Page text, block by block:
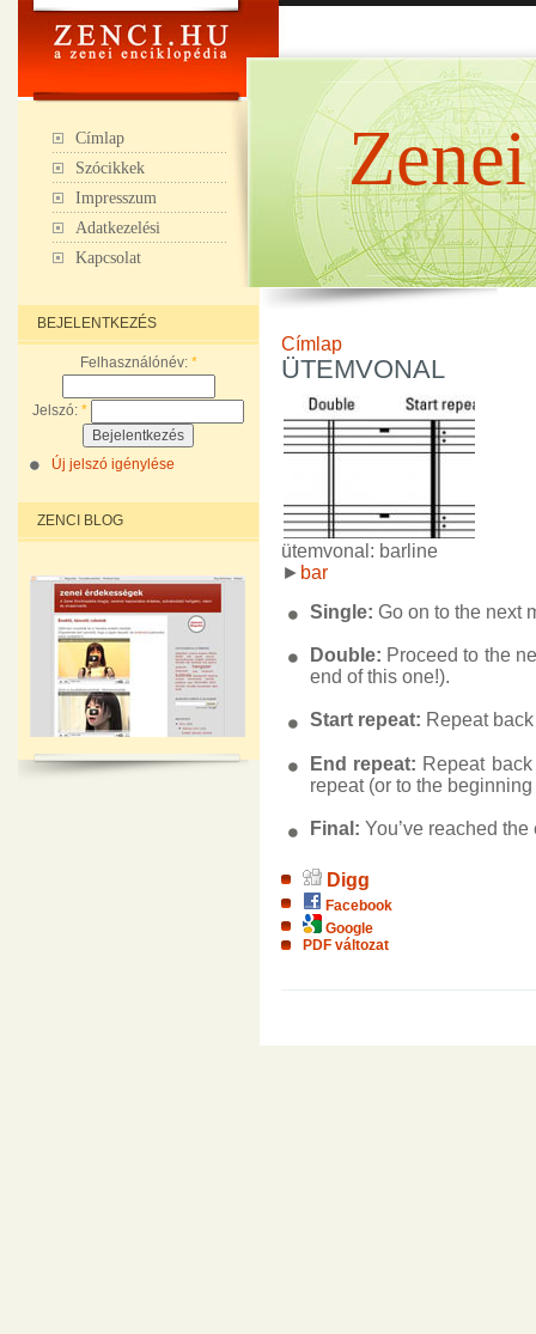
Címlap
Szócikkek
Impresszum
Adatkezelési
Kapcsolat
BEJELENTKEZÉS
Felhasználónév: *
Jelszó: *
Új jelszó igénylése
ZENCI BLOG
Címlap
ÜTEMVONAL
ütemvonal: barline
► bar
Single: Go on to the next
Double: Proceed to the
end of this one!).
Start repeat: Repeat
End repeat: Repeat
repeat (or to the
Final: You’ve reached
Digg
Facebook
Google
PDF változat